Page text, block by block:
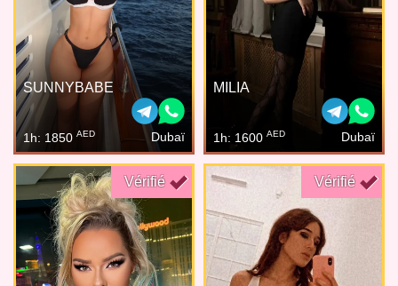
SUNNYBABE
1h: 1850 AED Dubaï
MILIA
1h: 1600 AED Dubaï
Vérifié Vérifié